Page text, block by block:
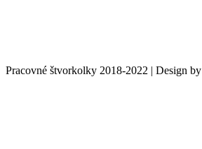
Pracovné štvorkolky 2018-2022 | Design by